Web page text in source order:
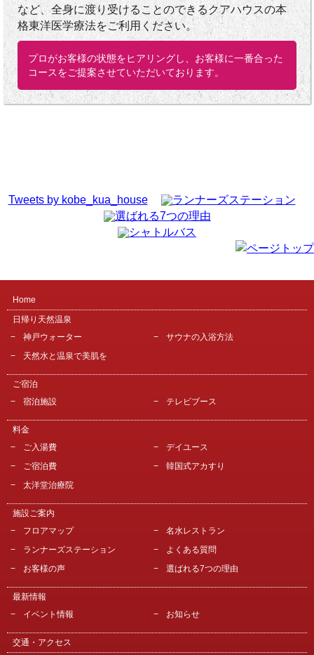
など、全身に渡り受けることのできるクアハウスの本
格東洋医学療法をご利用ください。
プロがお客様の状態をヒアリングし、お客様に一番合った
コースをご提案させていただいております。
Tweets by kobe_kua_house
Home
日帰り天然温泉
神戸ウォーター
サウナの入浴方法
天然水と温泉で美肌を
ご宿泊
宿泊施設
テレビブース
料金
ご入湯費
デイユース
ご宿泊費
韓国式アカすり
太洋堂治療院
施設ご案内
フロアマップ
名水レストラン
ランナーズステーション
よくある質問
お客様の声
選ばれる7つの理由
最新情報
イベント情報
お知らせ
交通・アクセス